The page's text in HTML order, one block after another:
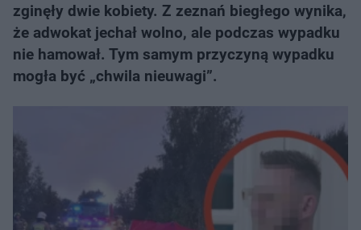
zginęły dwie kobiety. Z zeznań biegłego wynika,
że adwokat jechał wolno, ale podczas wypadku
nie hamował. Tym samym przyczyną wypadku
mogła być „chwila nieuwagi”.